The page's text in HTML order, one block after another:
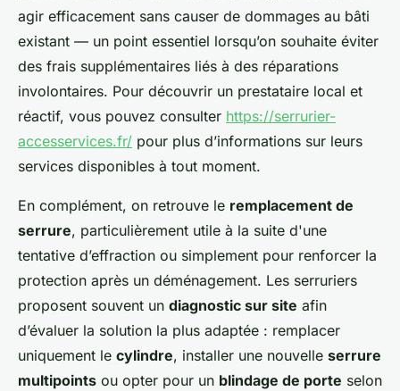
agir efficacement sans causer de dommages au bâti
existant — un point essentiel lorsqu’on souhaite éviter
des frais supplémentaires liés à des réparations
involontaires. Pour découvrir un prestataire local et
réactif, vous pouvez consulter https://serrurier-
accesservices.fr/ pour plus d’informations sur leurs
services disponibles à tout moment.
En complément, on retrouve le remplacement de
serrure, particulièrement utile à la suite d'une
tentative d’effraction ou simplement pour renforcer la
protection après un déménagement. Les serruriers
proposent souvent un diagnostic sur site afin
d’évaluer la solution la plus adaptée : remplacer
uniquement le cylindre, installer une nouvelle serrure
multipoints ou opter pour un blindage de porte selon